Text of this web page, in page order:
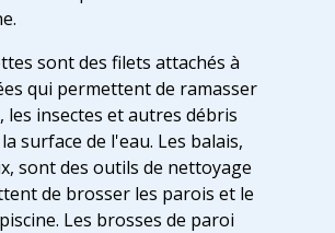
sont des filets attachés à
qui permettent de ramasser
les insectes et autres débris
surface de l'eau. Les balais,
sont des outils de nettoyage
de brosser les parois et le
Les brosses de paroi